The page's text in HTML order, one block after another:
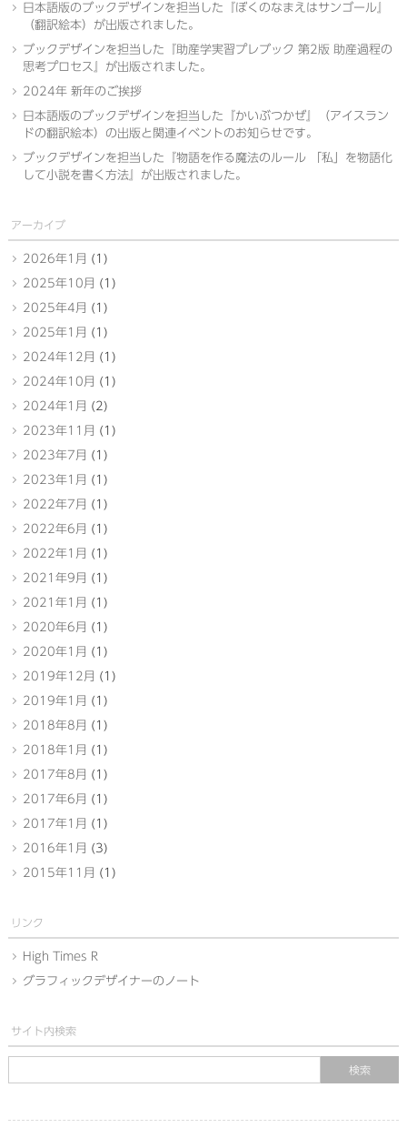
日本語版のブックデザインを担当した『ぼくのなまえはサンゴール』
（翻訳絵本）が出版されました。
ブックデザインを担当した『助産学実習プレブック 第2版 助産過程の
思考プロセス』が出版されました。
2024年 新年のご挨拶
日本語版のブックデザインを担当した『かいぶつかぜ』（アイスラン
ドの翻訳絵本）の出版と関連イベントのお知らせです。
ブックデザインを担当した『物語を作る魔法のルール 「私」を物語化
して小説を書く方法』が出版されました。
アーカイブ
2026年1月 (1)
2025年10月 (1)
2025年4月 (1)
2025年1月 (1)
2024年12月 (1)
2024年10月 (1)
2024年1月 (2)
2023年11月 (1)
2023年7月 (1)
2023年1月 (1)
2022年7月 (1)
2022年6月 (1)
2022年1月 (1)
2021年9月 (1)
2021年1月 (1)
2020年6月 (1)
2020年1月 (1)
2019年12月 (1)
2019年1月 (1)
2018年8月 (1)
2018年1月 (1)
2017年8月 (1)
2017年6月 (1)
2017年1月 (1)
2016年1月 (3)
2015年11月 (1)
リンク
High Times R
グラフィックデザイナーのノート
サイト内検索